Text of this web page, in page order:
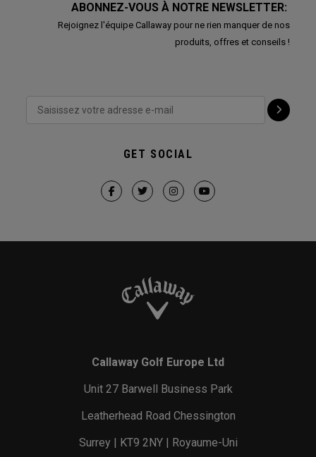
ABONNEZ-VOUS À NOTRE NEWSLETTER:
Rejoignez l'équipe Callaway pour ne rien manquer de nos
produits, offres et conseils !
GET SOCIAL
Callaway Golf Europe Ltd
Unit 27 Barwell Business Park
Leatherhead Road Chessington
Surrey | KT9 2NY | Royaume-Uni